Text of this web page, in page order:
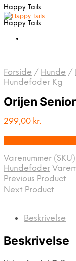
Happy Tails
Happy Tails
Forside / Hunde /
Hundefoder Kg
Orijen
299,00 kr.
Varenummer
Hundefoder
Previous Product
Next Product
Beskrivelse
Beskrivelse